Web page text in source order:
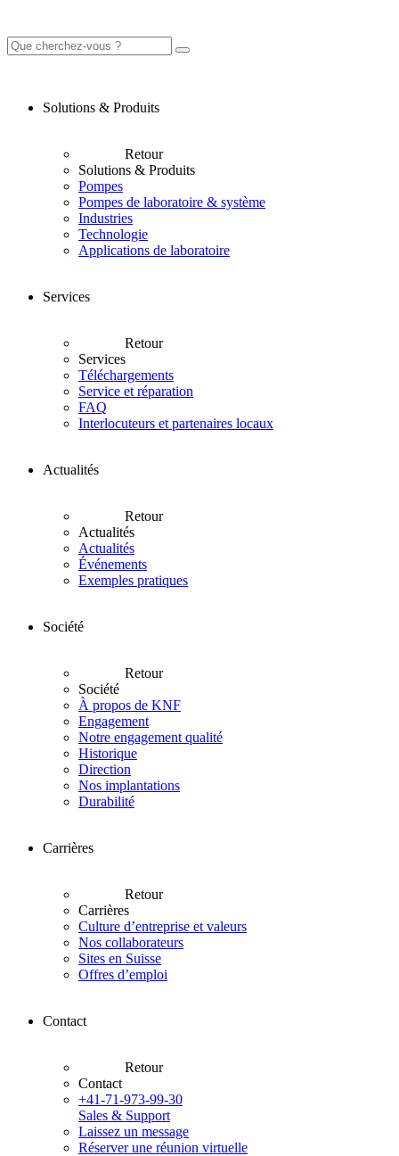
Solutions & Produits
Retour
Solutions & Produits
Pompes
Pompes de laboratoire & système
Industries
Technologie
Applications de laboratoire
Services
Retour
Services
Téléchargements
Service et réparation
FAQ
Interlocuteurs et partenaires locaux
Actualités
Retour
Actualités
Actualités
Événements
Exemples pratiques
Société
Retour
Société
À propos de KNF
Engagement
Notre engagement qualité
Historique
Direction
Nos implantations
Durabilité
Carrières
Retour
Carrières
Culture d’entreprise et valeurs
Nos collaborateurs
Sites en Suisse
Offres d’emploi
Contact
Retour
Contact
+41-71-973-99-30
Sales & Support
Laissez un message
Réserver une réunion virtuelle